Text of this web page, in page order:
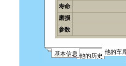
寿命
磨损
参数
基本信息 他的历史
他的车